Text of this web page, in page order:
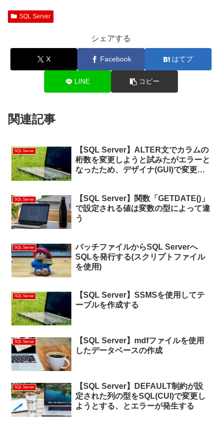
SQL Server
シェアする
X Facebook はてブ
LINE コピー
関連記事
SQL Server
【SQL Server】ALTER文でカラムの
桁数を変更しようと試みたがエラーと
なったため、デザイナ(GUI)で変更を
SQL Server
【SQL Server】関数「GETDATE()」
で設定される値は変数の型によって違
う
SQL Server
バッチファイルからSQL Serverへ
SQLを発行する(スクリプトファイル
を使用)
SQL Server
【SQL Server】SSMSを使用してテ
ーブルを作成する
SQL Server
【SQL Server】mdfファイルを使用
したデータベースの作成
SQL Server
【SQL Server】DEFAULT制約が設
定された列の型をSQL(CUI)で変更し
ようとする、とエラーが発生する